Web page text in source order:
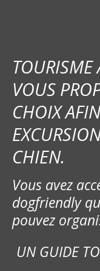
i
o
n
d
e
l
’
r
VOUS
CHOIX
CHIEN.
Vous avez
dogfriendly
pouvez
UN GUIDE